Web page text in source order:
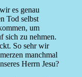
es genau
Tod selbst
um
sich zu nehmen.
So sehr wir
manchmal
Herrn Jesu?